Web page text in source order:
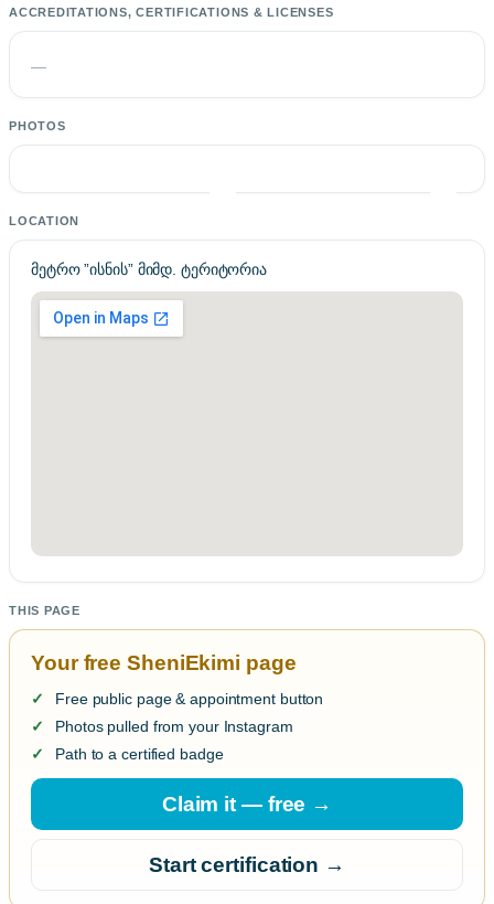
ACCREDITATIONS, CERTIFICATIONS & LICENSES
—
PHOTOS
LOCATION
მეტრო ”ისნის” მიმდ. ტერიტორია
THIS PAGE
Your free SheniEkimi page
Free public page & appointment button
Photos pulled from your Instagram
Path to a certified badge
Claim it — free →
Start certification →